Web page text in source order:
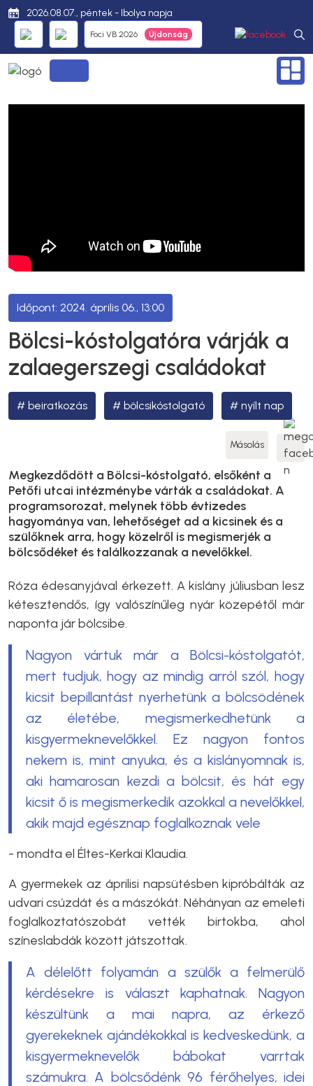
2026.08.07., péntek - Ibolya napja
Foci VB 2026
2024. április 06., 13:00
Bölcsi-kóstolgatóra várják a
zalaegerszegi családokat
beiratkozás bölcsikóstolgató nyílt nap
Másolás
Megkezdődött a Bölcsi-kóstolgató, elsőként a
Petőfi utcai intézménybe várták a családokat. A
programsorozat, melynek több évtizedes
hagyománya van, lehetőséget ad a kicsinek és a
szülőknek arra, hogy közelről is megismerjék a
bölcsődéket és találkozzanak a nevelőkkel.
Róza édesanyjával érkezett. A kislány júliusban lesz
kétesztendős, így valószínűleg nyár közepétől már
naponta jár bölcsibe.
Nagyon vártuk már a Bölcsi-kóstolgatót,
mert tudjuk, hogy az mindig arról szól, hogy
kicsit bepillantást nyerhetünk a bölcsödének
az életébe, megismerkedhetünk a
kisgyermeknevelőkkel. Ez nagyon fontos
nekem is, mint anyuka, és a kislányomnak is,
aki hamarosan kezdi a bölcsit, és hát egy
kicsit ő is megismerkedik azokkal a nevelőkkel,
akik majd egésznap foglalkoznak vele
- mondta el Éltes-Kerkai Klaudia.
A gyermekek az áprilisi napsütésben kipróbálták az
udvari csúzdát és a mászókát. Néhányan az emeleti
foglalkoztatószobát vették birtokba, ahol
színeslabdák között játszottak.
A délelőtt folyamán a szülők a felmerülő
kérdésekre is választ kaphatnak. Nagyon
készültünk a mai napra, az érkező
gyerekeknek ajándékokkal is kedveskedünk, a
kisgyermeknevelők bábokat varrtak
számukra. A bölcsődénk 96 férőhelyes, idei